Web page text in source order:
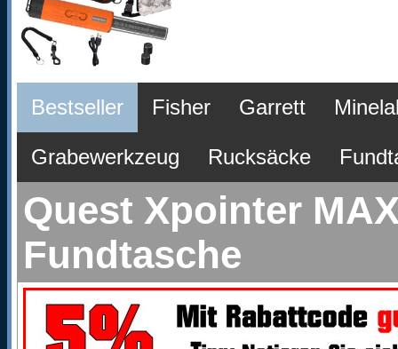
Bestseller Fisher Garrett
Grabewerkzeug Rucksäcke
Quest Xpointer
Fundtasche